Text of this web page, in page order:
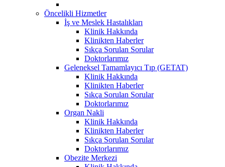
Öncelikli Hizmetler
İş ve Meslek Hastalıkları
Klinik Hakkında
Klinikten Haberler
Sıkça Sorulan Sorular
Doktorlarımız
Geleneksel Tamamlayıcı Tıp (GETAT)
Klinik Hakkında
Klinikten Haberler
Sıkça Sorulan Sorular
Doktorlarımız
Organ Nakli
Klinik Hakkında
Klinikten Haberler
Sıkça Sorulan Sorular
Doktorlarımız
Obezite Merkezi